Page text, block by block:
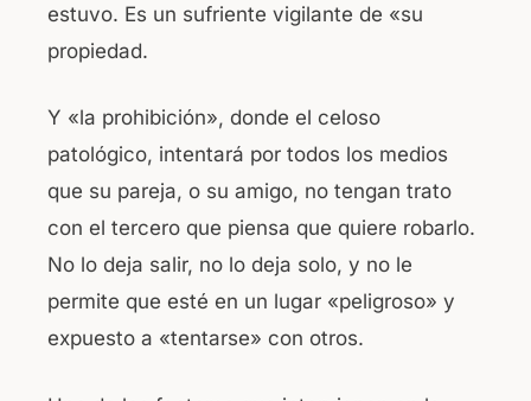
estuvo. Es un sufriente vigilante de «su
propiedad.
Y «la prohibición», donde el celoso
patológico, intentará por todos los medios
que su pareja, o su amigo, no tengan trato
con el tercero que piensa que quiere robarlo.
No lo deja salir, no lo deja solo, y no le
permite que esté en un lugar «peligroso» y
expuesto a «tentarse» con otros.